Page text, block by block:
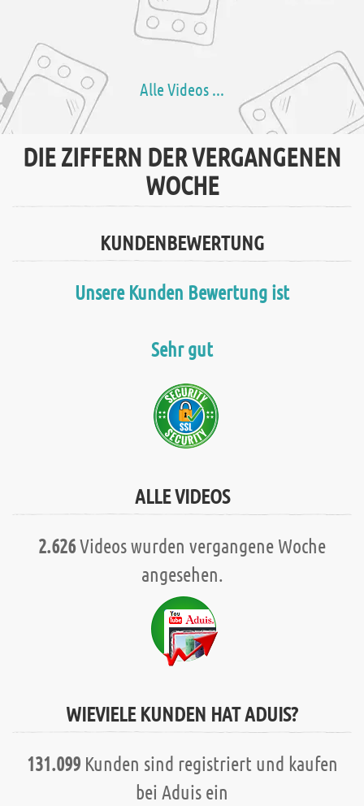
Alle Videos ...
DIE ZIFFERN DER VERGANGENEN
WOCHE
KUNDENBEWERTUNG
Unsere Kunden Bewertung ist
Sehr gut
ALLE VIDEOS
2.626Videos wurden vergangene Woche
angesehen.
WIEVIELE KUNDEN HAT ADUIS?
131.099Kunden sind registriert und kaufen
bei Aduis ein